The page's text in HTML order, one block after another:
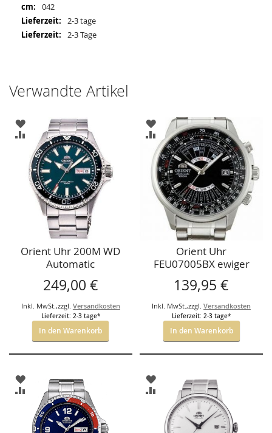
Mehr
Informationen
042
2-3 tage
2-3 Tage
Verwandte Artikel
ZUR
WUNSCHLISTE
HINZUFÜGEN
ZUR
VERGLEICHSLISTE
HINZUFÜGEN
Orient Uhr 200M WD
Automatic
249,00 €
Inkl. MwSt.,zzgl. Versandkosten
Lieferzeit: 2-3 tage*
In den Warenkorb
ZUR
WUNSCHLISTE
HINZUFÜGEN
ZUR
VERGLEICHSLISTE
HINZUFÜGEN
Orient Uhr
FEU07005BX ewiger
Kalender Automatic
139,95 €
Inkl. MwSt.,zzgl.Versandkosten
Lieferzeit: 2-3 tage*
In den Warenkorb
ZUR
WUNSCHLISTE
HINZUFÜGEN
ZUR
VERGLEICHSLISTE
HINZUFÜGEN
ZUR
WUNSCHLISTE
HINZUFÜGEN
ZUR
VERGLEICHSLISTE
HINZUFÜGEN